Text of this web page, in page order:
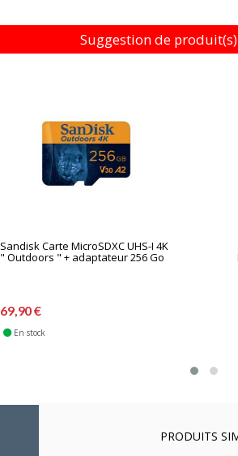
Suggestion de
Sandisk Carte MicroSDXC UHS-I 4K
" Outdoors " + adaptateur 256 Go
69,90 €
En stock
PRODUITS